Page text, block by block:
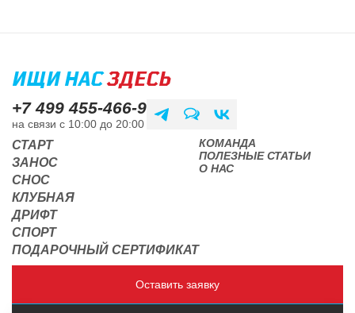
ИЩИ НАСЗДЕСЬ
+7 499 455-466-9
на связи с 10:00 до 20:00
СТАРТ
ЗАНОС
СНОС
КЛУБНАЯ
ДРИФТ
СПОРТ
ПОДАРОЧНЫЙ СЕРТИФИКАТ
КОМАНДА
ПОЛЕЗНЫЕ СТАТЬИ
О НАС
Оставить заявку